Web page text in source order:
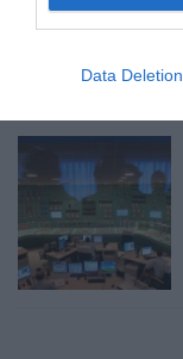
Data Deletion